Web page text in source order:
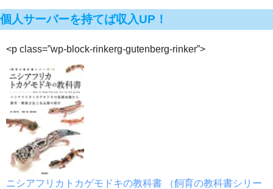
個人サーバーを持てば収入UP！
<p class=”wp-block-rinkerg-gutenberg-rinker”>
ニシアフリカトカゲモドキの教科書 （飼育の教科書シリー